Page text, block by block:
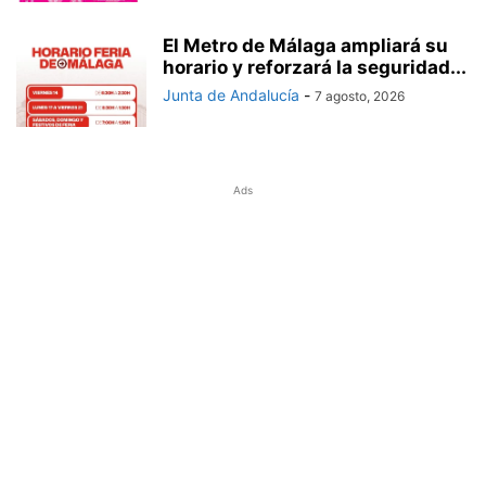
El Metro de Málaga ampliará su
horario y reforzará la seguridad...
Junta de Andalucía - 7 agosto, 2026
Ads